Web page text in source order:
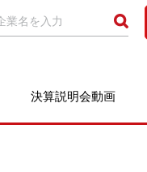
決算説明会動画